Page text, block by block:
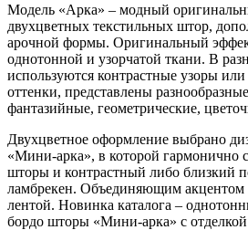
Модель «Арка» – модный
двухцветных текстильных штор,
арочной формы. Оригинальный
однотонной и узорчатой ткани. В
используются контрастные узоры
оттенки, представлены
фантазийные, геометрические,
Двухцветное оформление выбрано
«Мини-арка», в которой гармонично
шторы и контрастный либо близкий
ламбрекен. Объединяющим акцентом
лентой. Новинка каталога –
бордо шторы «Мини-арка» с отделкой